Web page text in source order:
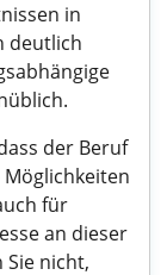
in
deutlich
der Beruf
für
an dieser
Sie nicht,